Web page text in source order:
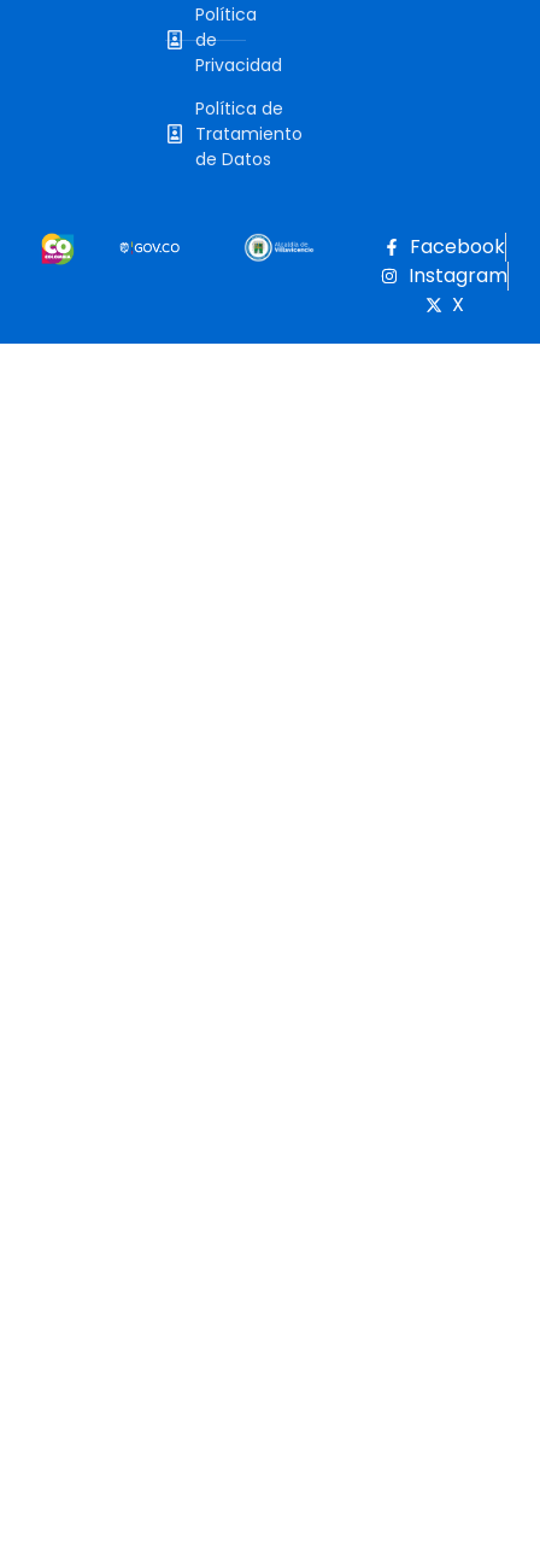
Política
de
Privacidad
Política de
Tratamiento
de Datos
Facebook
Instagram
X